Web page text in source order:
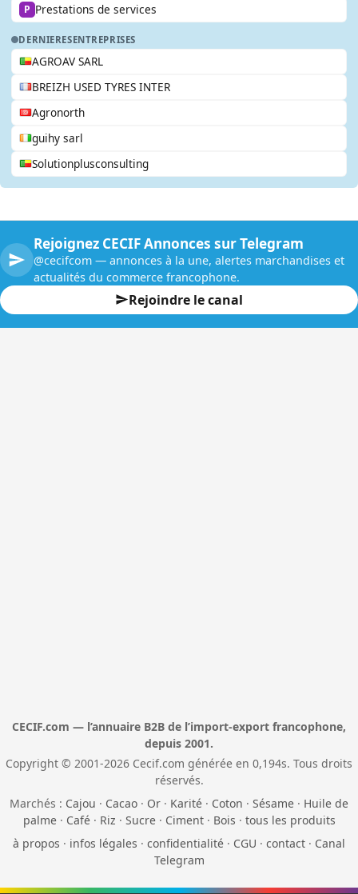
P Prestations de services
DERNIERESENTREPRISES
AGROAV SARL
BREIZH USED TYRES INTER
Agronorth
guihy sarl
Solutionplusconsulting
Rejoignez CECIF Annonces sur Telegram
@cecifcom — annonces à la une, alertes marchandises et
actualités du commerce francophone.
Rejoindre le canal
CECIF.com — l’annuaire B2B de l’import-export francophone,
depuis 2001.
Copyright © 2001-2026 Cecif.com générée en 0,194s. Tous droits
réservés.
Marchés : Cajou · Cacao · Or · Karité · Coton · Sésame · Huile de
palme· Café· Riz · Sucre· Ciment· Bois · tous les produits
à propos · infos légales · confidentialité · CGU · contact · Canal
Telegram